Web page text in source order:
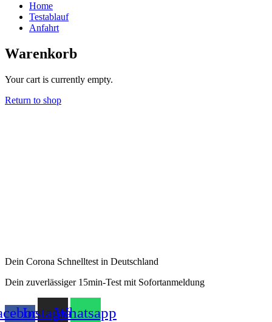
Home
Testablauf
Anfahrt
Warenkorb
Your cart is currently empty.
Return to shop
Dein Corona Schnelltest in Deutschland
Dein zuverlässiger 15min-Test mit Sofortanmeldung
InstagramWhatsapp